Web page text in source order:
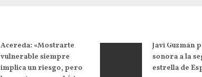
Acereda: «Mostrarte
vulnerable siempre
implica un riesgo, pero
Javi Guzmán
sonora a la
estrella de